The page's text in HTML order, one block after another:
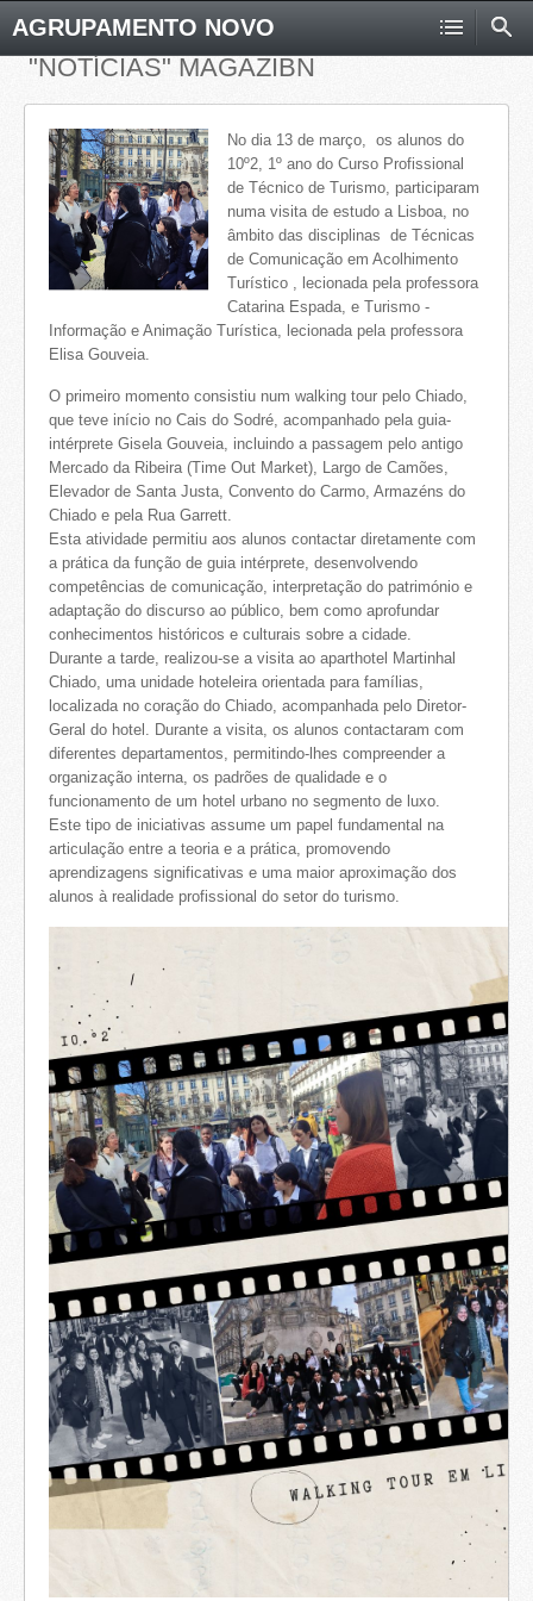
AGRUPAMENTO NOVO
"NOTÍCIAS" MAGAZIBN
No dia 13 de março, os alunos do
10º2, 1º ano do Curso Profissional
de Técnico de Turismo, participaram
numa visita de estudo a Lisboa, no
âmbito das disciplinas de Técnicas
de Comunicação em Acolhimento
Turístico , lecionada pela professora
Catarina Espada, e Turismo -
Informação e Animação Turística, lecionada pela professora
Elisa Gouveia.
O primeiro momento consistiu num walking tour pelo Chiado,
que teve início no Cais do Sodré, acompanhado pela guia-
intérprete Gisela Gouveia, incluindo a passagem pelo antigo
Mercado da Ribeira (Time Out Market), Largo de Camões,
Elevador de Santa Justa, Convento do Carmo, Armazéns do
Chiado e pela Rua Garrett.
Esta atividade permitiu aos alunos contactar diretamente com
a prática da função de guia intérprete, desenvolvendo
competências de comunicação, interpretação do património e
adaptação do discurso ao público, bem como aprofundar
conhecimentos históricos e culturais sobre a cidade.
Durante a tarde, realizou-se a visita ao aparthotel Martinhal
Chiado, uma unidade hoteleira orientada para famílias,
localizada no coração do Chiado, acompanhada pelo Diretor-
Geral do hotel. Durante a visita, os alunos contactaram com
diferentes departamentos, permitindo-lhes compreender a
organização interna, os padrões de qualidade e o
funcionamento de um hotel urbano no segmento de luxo.
Este tipo de iniciativas assume um papel fundamental na
articulação entre a teoria e a prática, promovendo
aprendizagens significativas e uma maior aproximação dos
alunos à realidade profissional do setor do turismo.